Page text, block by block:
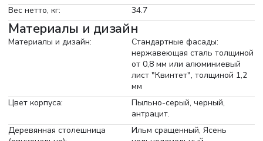
Вес нетто, кг:
34.7
Материалы и дизайн
Материалы и дизайн:
Стандартные фасады:
нержавеющая сталь толщиной
от 0,8 мм или алюминиевый
лист "Квинтет", толщиной 1,2
мм
Цвет корпуса:
Пыльно-серый, черный,
антрацит.
Деревянная столешница
Ильм сращенный, Ясень